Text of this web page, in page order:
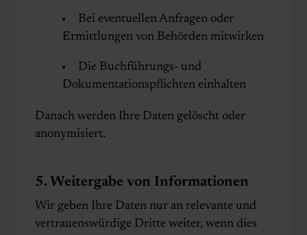
Bei eventuellen Anfragen oder
Ermittlungen von Behörden mitwirken
Die Buchführungs- und
Dokumentationspflichten einhalten
Danach werden Ihre Daten gelöscht oder
anonymisiert.
5. Weitergabe von Informationen
Wir geben Ihre Daten nur an relevante und
vertrauenswürdige Dritte weiter, wenn dies